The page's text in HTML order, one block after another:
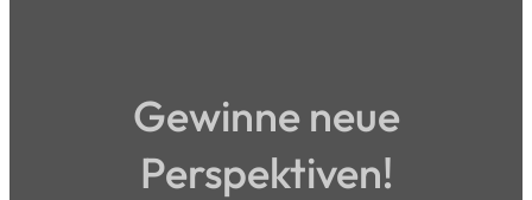
Gewinne neue
Perspektiven!